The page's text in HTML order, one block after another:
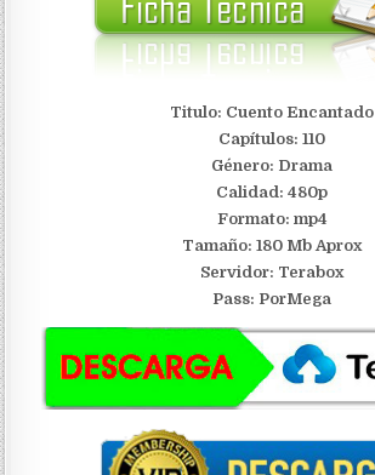
Titulo: Cuento Encantado
Capítulos: 110
Género: Drama
Calidad: 480p
Formato: mp4
Tamaño: 180 Mb Aprox
Servidor: Terabox
Pass: PorMega